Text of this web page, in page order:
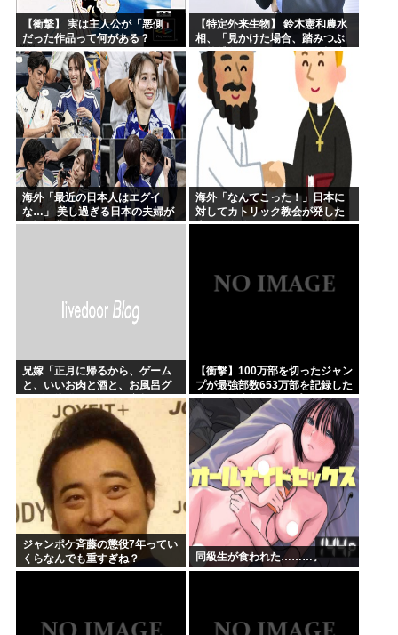
【衝撃】 実は主人公が「悪側」
だった作品って何がある？
【特定外来生物】 鈴木憲和農水
相、「見かけた場合、踏みつぶ
す等捕殺をお願いします」投稿
が反響
海外「最近の日本人はエグイ
な…」 美し過ぎる日本の夫婦が
W杯で世界に見つかってしまう
海外「なんてこった！」日本に
対してカトリック教会が発した
声明に海外からコメントが殺到
兄嫁「正月に帰るから、ゲーム
と、いいお肉と酒と、お風呂グ
ッズの準備しとけよ」寝起きの
私「知るかボケ」兄嫁「キィィ
ィィー！！！！」私「あ…」
【衝撃】100万部を切ったジャン
プが最強部数653万部を記録した
時の週刊少年ジャンプの面子が
ヤバすぎる
ジャンポケ斉藤の懲役7年ってい
くらなんでも重すぎね？
同級生が食われた………。